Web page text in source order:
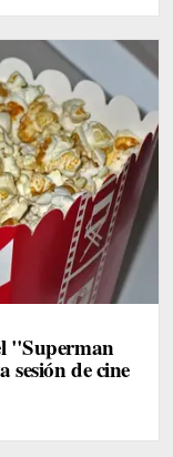
"Superman
de cine